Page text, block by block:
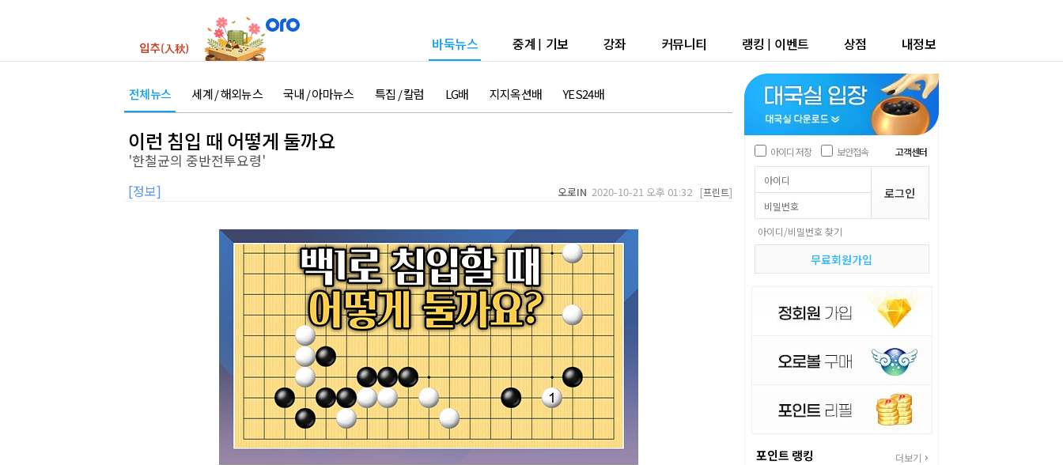
바둑뉴스 중계 | 기보 강좌 커뮤니티 랭킹 | 이벤트 상점 내정보
전체뉴스 세계 / 해외뉴스 국내 / 아마뉴스 특집 / 칼럼 LG배 지지옥션배 YES24배
이런 침입 때 어떻게 둘까요
'한철균의 중반전투요령'
[정보] 오로IN 2020-10-21 오후 01:32 [프린트]
아이디 저장 보안접속 고객센터
아이디/비밀번호 찾기
무료회원가입
포인트 랭킹 더보기